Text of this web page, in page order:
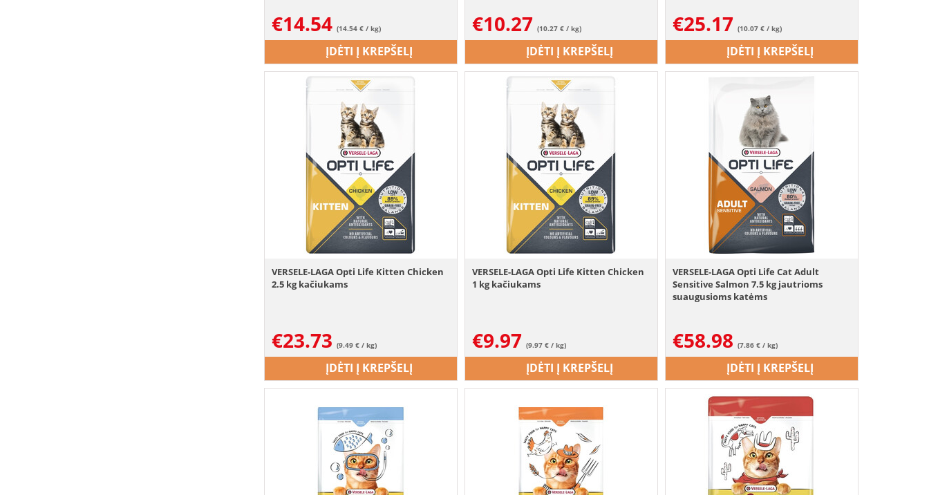
€14.54 (14.54 € / kg)
ĮDĖTI Į KREPŠELĮ
€10.27 (10.27 € / kg)
ĮDĖTI Į KREPŠELĮ
€25.17 (10.07 € / kg)
ĮDĖTI Į KREPŠELĮ
VERSELE-LAGA Opti Life Kitten Chicken
2.5 kg kačiukams
€23.73 (9.49 € / kg)
ĮDĖTI Į KREPŠELĮ
VERSELE-LAGA Opti Life Kitten Chicken
1 kg kačiukams
€9.97 (9.97 € / kg)
ĮDĖTI Į KREPŠELĮ
VERSELE-LAGA Opti Life Cat Adult
Sensitive Salmon 7.5 kg jautrioms
suaugusioms katėms
€58.98 (7.86 € / kg)
ĮDĖTI Į KREPŠELĮ